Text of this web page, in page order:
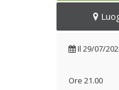
Il 29/07/
Ore 21.00